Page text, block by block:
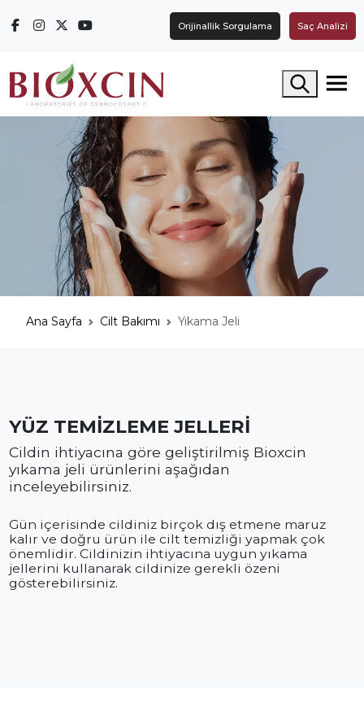
Orijinallik Sorgulama Saç Analizi
Arama yap
Ana Sayfa Cilt Bakımı Yıkama Jeli
YÜZ TEMİZLEME JELLERİ
Cildin ihtiyacına göre geliştirilmiş Bioxcin
yıkama jeli ürünlerini aşağıdan
inceleyebilirsiniz.
Gün içerisinde cildiniz birçok dış etmene maruz
kalır ve doğru ürün ile cilt temizliği yapmak çok
önemlidir. Cildinizin ihtiyacına uygun yıkama
jellerini kullanarak cildinize gerekli özeni
gösterebilirsiniz.